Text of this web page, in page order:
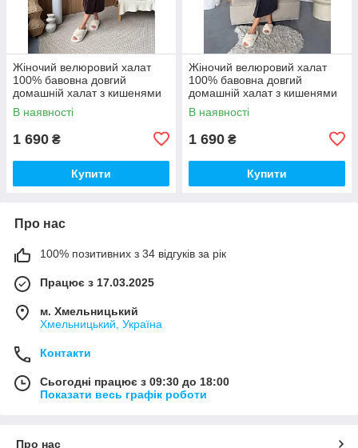
Жіночий велюровий халат
100% бавовна довгий
домашній халат з кишенями
преміум якості
В наявності
1 690 ₴
Купити
Жіночий велюровий халат
100% бавовна довгий
домашній халат з кишенями
преміум якості
В наявності
1 690 ₴
Купити
Про нас
100% позитивних з 34 відгуків за рік
Працює з 17.03.2025
м. Хмельницький
Хмельницький, Україна
Контакти
Сьогодні працює з 09:30 до 18:00
Показати весь графік роботи
Про нас